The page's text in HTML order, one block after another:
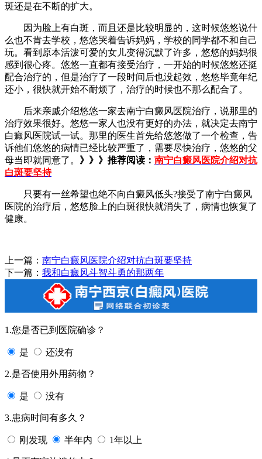
斑还是在不断的扩大。
因为脸上有白斑，而且还是比较明显的，这时候悠悠说什
么也不肯去学校，悠悠哭着告诉妈妈，学校的同学都不和自己
玩。看到原本活泼可爱的女儿变得沉默了许多，悠悠的妈妈很
感到很心疼。悠悠一直都有接受治疗，一开始的时候悠悠还挺
配合治疗的，但是治疗了一段时间后也没起效，悠悠毕竟年纪
还小，很快就开始不耐烦了，治疗的时候也不那么配合了。
后来亲戚介绍悠悠一家去南宁白癜风医院治疗，说那里的
治疗效果很好。悠悠一家人也没有更好的办法，就决定去南宁
白癜风医院试一试。那里的医生首先给悠悠做了一个检查，告
诉他们悠悠的病情已经比较严重了，需要尽快治疗，悠悠的父
母当即就同意了。 》》》推荐阅读： 南宁白癜风医院介绍对抗
白斑要坚持
只要有一丝希望也绝不向白癜风低头?接受了南宁白癜风
医院的治疗后，悠悠脸上的白斑很快就消失了，病情也恢复了
健康。
上一篇： 南宁白癜风医院介绍对抗白斑要坚持
下一篇： 我和白癜风斗智斗勇的那两年
1.您是否已到医院确诊？
是 还没有
2.是否使用外用药物？
是 没有
3.患病时间有多久？
刚发现 半年内 1年以上